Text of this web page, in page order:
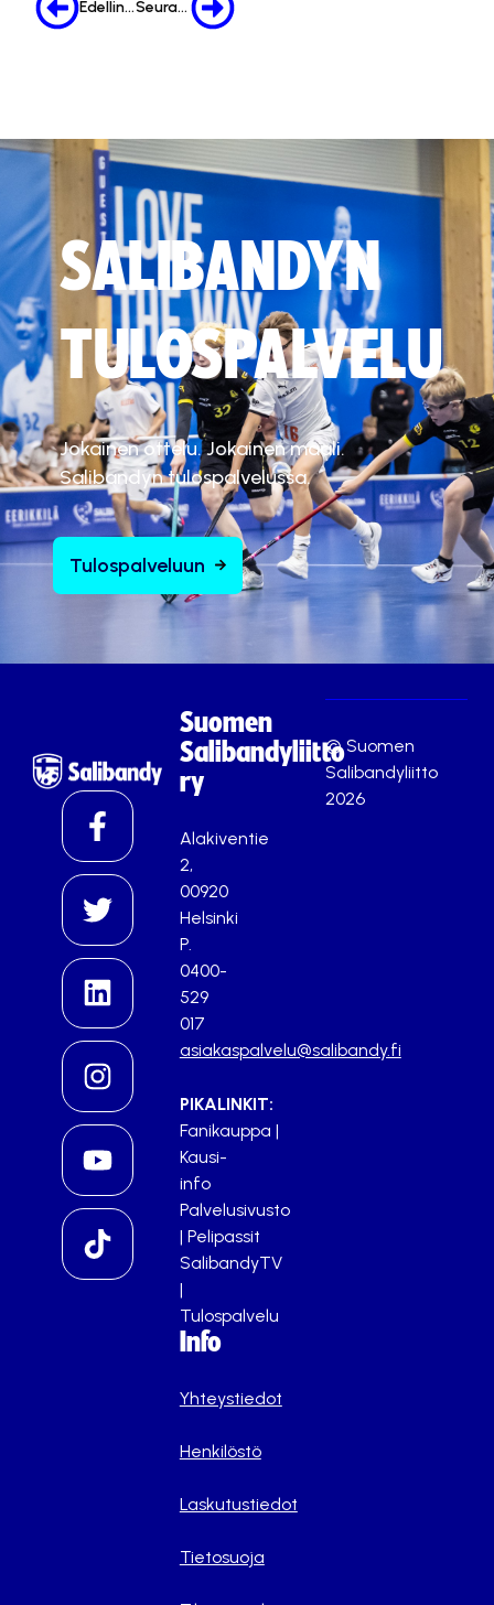
Edellinen Seuraava
SALIBANDYN
TULOSPALVELU
Jokainen ottelu. Jokainen maali.
Salibandyn tulospalvelussa.
Tulospalveluun
Suomen
Salibandyliitto
ry
Alakiventie
2,
00920
Helsinki
P.
0400-
529
017
asiakaspalvelu@salibandy.fi
PIKALINKIT:
Fanikauppa |
Kausi-
info
Palvelusivusto
| Pelipassit
SalibandyTV
|
Tulospalvelu
Info
Yhteystiedot
Henkilöstö
Laskutustiedot
Tietosuoja
© Suomen
Salibandyliitto
2026